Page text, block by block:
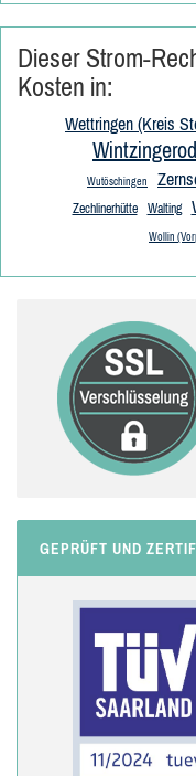
Dieser Strom-
Kosten in:
Wettringen (Kreis
Wutöschingen
Zechlinerhütte Walting
Wollin
GEPRÜFT UND